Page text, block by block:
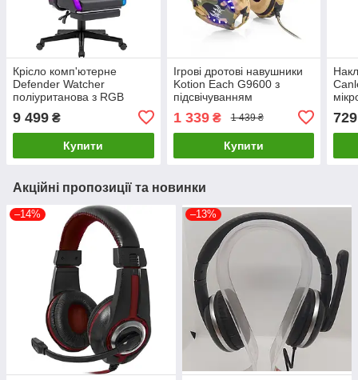
Крісло комп'ютерне
Defender Watcher
поліуританова з RGB
підніжкою (Чорний)
9 499 ₴
Купити
Ігрові дротові навушники
Kotion Each G9600 з
підсвічуванням
1 339₴ 1 439 ₴
Купити
729
Акційні пропозиції та новинки
–14% –13%